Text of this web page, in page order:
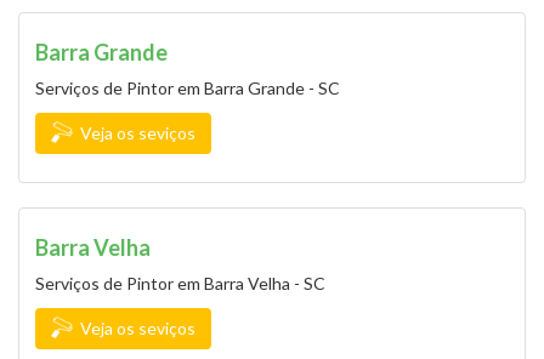
Barra Grande
Serviços de Pintor em Barra Grande - SC
Veja os seviços
Barra Velha
Serviços de Pintor em Barra Velha - SC
Veja os seviços